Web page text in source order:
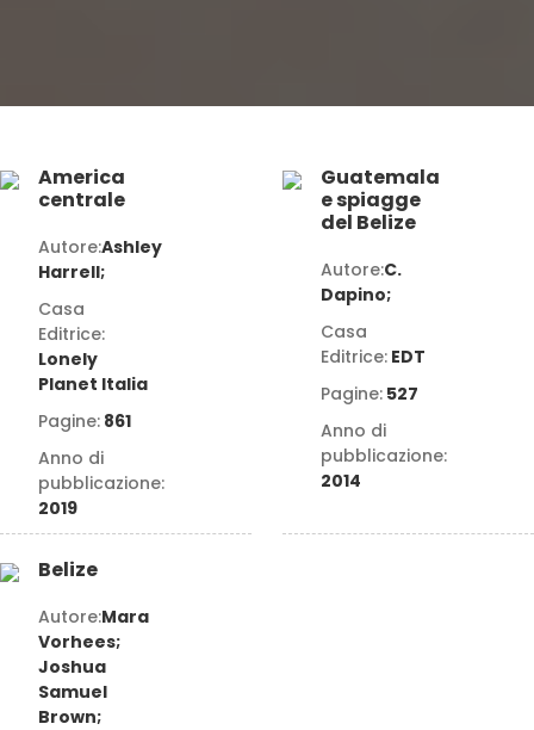
America
centrale
Autore:Ashley
Harrell;
Casa
Editrice:
Lonely
Planet Italia
Pagine: 861
Anno di
pubblicazione:
2019
Guatemala
e spiagge
del Belize
Autore:C.
Dapino;
Casa
Editrice: EDT
Pagine: 527
Anno di
pubblicazione:
2014
Belize
Autore:Mara
Vorhees;
Joshua
Samuel
Brown;